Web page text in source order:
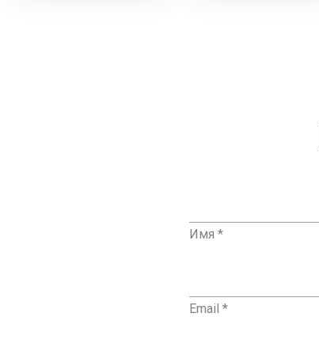
Имя *
Email *